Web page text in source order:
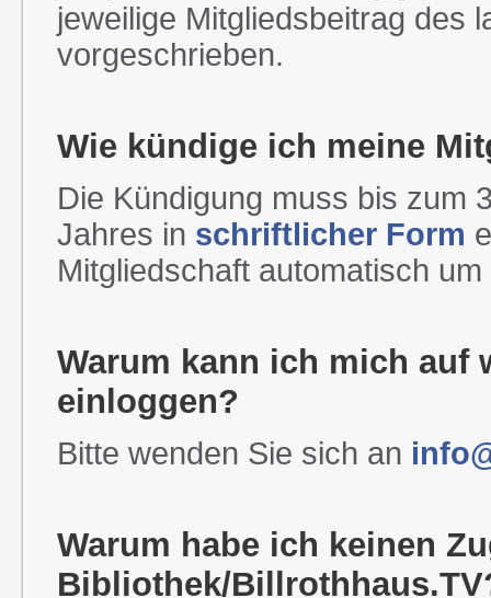
jeweilige Mitgliedsbeitrag des
vorgeschrieben.
Wie kündige ich meine
Die Kündigung muss bis zum
Jahres in schriftlicher Form
Mitgliedschaft automatisch um
Warum kann ich mich auf
einloggen?
Bitte wenden Sie sich an
Warum habe ich keinen
Bibliothek/